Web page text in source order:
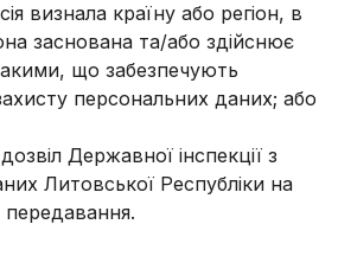
визнала країну або регіон, в
заснована та/або здійснює
що забезпечують
персональних даних; або
Державної інспекції з
Литовської Республіки на
передавання.